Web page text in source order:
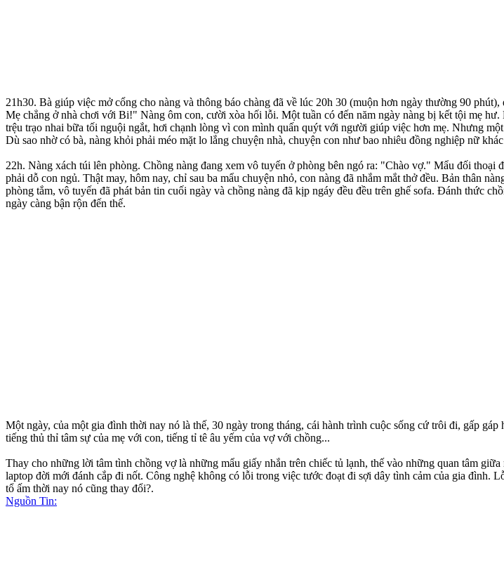
21h30. Bà giúp việc mở cổng cho nàng và thông báo chàng đã về lúc 20h 30 (muộn hơn ngày thường 90
Mẹ chẳng ở nhà chơi với Bi!" Nàng ôm con, cười xòa hối lỗi. Một tuần có đến năm ngày nàng bị kết tội mẹ
trệu trạo nhai bữa tối nguội ngắt, hơi chạnh lòng vì con mình quấn quýt với người giúp việc hơn mẹ. Nhưng
Dù sao nhờ có bà, nàng khỏi phải méo mặt lo lắng chuyện nhà, chuyện con như bao nhiêu đồng nghiệp nữ
22h. Nàng xách túi lên phòng. Chồng nàng đang xem vô tuyến ở phòng bên ngó ra: "Chào vợ." Mẩu đối
phải dỗ con ngủ. Thật may, hôm nay, chỉ sau ba mẩu chuyện nhỏ, con nàng đã nhắm mắt thở đều. Bản thân
phòng tắm, vô tuyến đã phát bản tin cuối ngày và chồng nàng đã kịp ngáy đều đều trên ghế sofa. Đánh thức
ngày càng bận rộn đến thế.
Một ngày, của một gia đình thời nay nó là thế, 30 ngày trong tháng, cái hành trình cuộc sống cứ trôi đi, gấp
tiếng thủ thỉ tâm sự của mẹ với con, tiếng tỉ tê âu yếm của vợ với chồng...
Thay cho những lời tâm tình chồng vợ là những mẩu giấy nhắn trên chiếc tủ lạnh, thế vào những quan tâm
laptop đời mới đánh cắp đi nốt. Công nghệ không có lỗi trong việc tước đoạt đi sợi dây tình cảm của gia đình.
tổ ấm thời nay nó cũng thay đổi?.
Nguồn Tin: